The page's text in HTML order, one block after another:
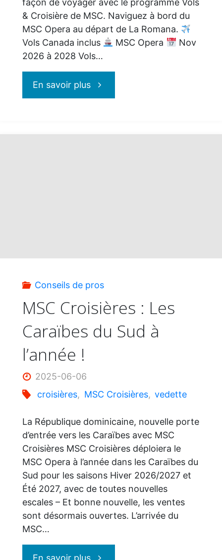
façon de voyager avec le programme Vols
& Croisière de MSC. Naviguez à bord du
MSC Opera au départ de La Romana.
Vols Canada inclus
MSC Opera
Nov
2026 à 2028 Vols…
En savoir plus"MSC
départ
de
Conseils de pros
MSC Croisières : Les
Caraïbes du Sud à
l’année !
2025-06-06
croisières, MSC Croisières, vedette
La République dominicaine, nouvelle porte
d’entrée vers les Caraïbes avec MSC
Croisières MSC Croisières déploiera le
MSC Opera à l’année dans les Caraïbes du
Sud pour les saisons Hiver 2026/2027 et
Été 2027, avec de toutes nouvelles
escales – Et bonne nouvelle, les ventes
sont désormais ouvertes. L’arrivée du
MSC…
"MSC